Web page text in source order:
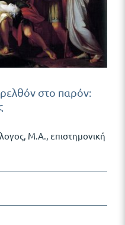
στο παρόν:
Μ.Α., επιστημονική